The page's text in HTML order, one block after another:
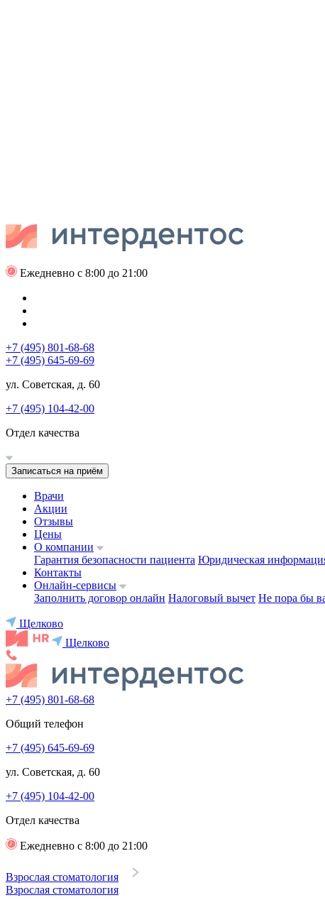
Ежедневно с 8:00 до 21:00
+7 (495) 801-68-68
+7 (495) 645-69-69
ул. Советская, д. 60
+7 (495) 104-42-00
Отдел качества
Записаться на приём
Врачи
Акции
Отзывы
Цены
О компании
Гарантия безопасности пациента Юридическая
Контакты
Онлайн-сервисы
Заполнить договор онлайн Налоговый вычет Не пора бы
Щелково
Щелково
+7 (495) 801-68-68
Общий телефон
+7 (495) 645-69-69
ул. Советская, д. 60
+7 (495) 104-42-00
Отдел качества
Ежедневно с 8:00 до 21:00
Взрослая стоматология
Взрослая стоматология